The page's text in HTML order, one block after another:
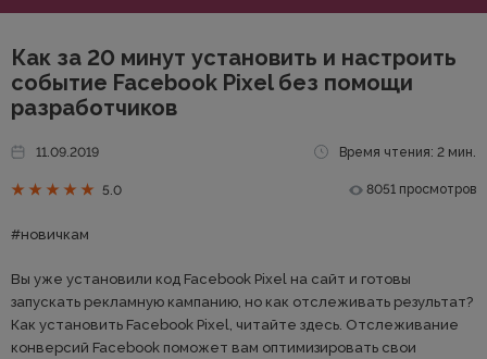
Как за 20 минут установить и настроить
событие Facebook Pixel без помощи
разработчиков
11.09.2019 Время чтения: 2 мин.
5.0 8051 просмотров
#новичкам
Вы уже установили код Facebook Pixel на сайт и готовы
запускать рекламную кампанию, но как отслеживать результат?
Как установить Facebook Pixel, читайте здесь. Отслеживание
конверсий Facebook поможет вам оптимизировать свои